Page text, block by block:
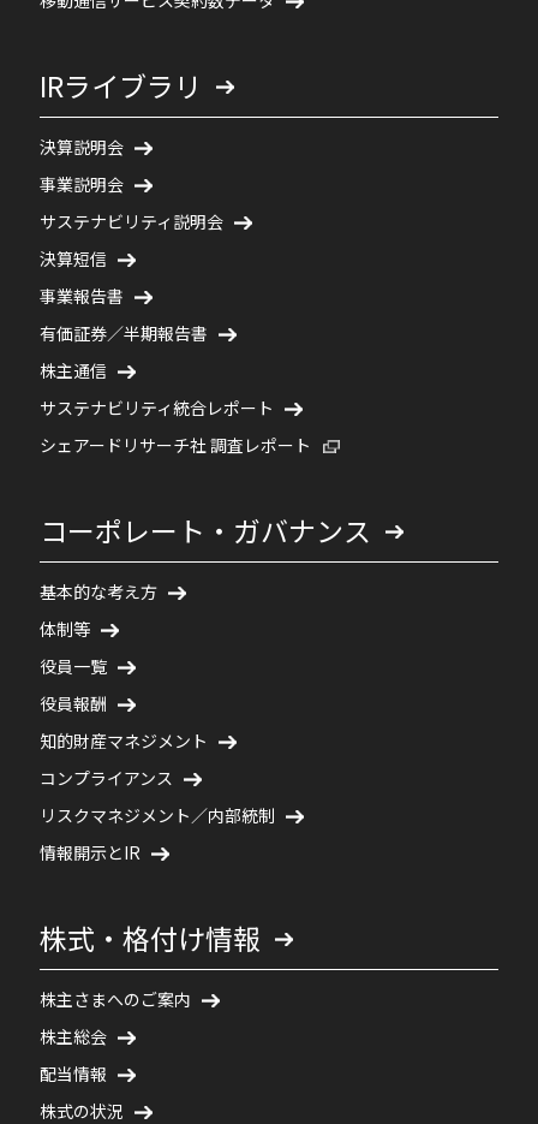
IRライブラリ
決算説明会
事業説明会
サステナビリティ説明会
決算短信
事業報告書
有価証券／半期報告書
株主通信
サステナビリティ統合レポート
シェアードリサーチ社 調査レポート 新規ウィンドウで開く
コーポレート・ガバナンス
基本的な考え方
体制等
役員一覧
役員報酬
知的財産マネジメント
コンプライアンス
リスクマネジメント／内部統制
情報開示とIR
株式・格付け情報
株主さまへのご案内
株主総会
配当情報
株式の状況